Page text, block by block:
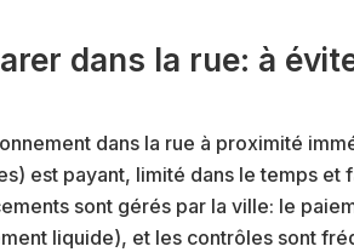
dans la rue: à
dans la rue à proximité
est payant, limité dans le temps
sont gérés par la ville: le
liquide), et les contrôles sont